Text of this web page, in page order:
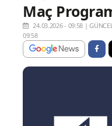
Maç
24.03.2026 - 09:58 |
09:58